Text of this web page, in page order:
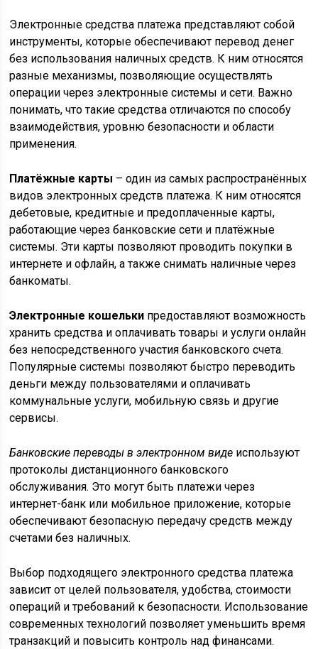
Электронные средства платежа представляют собой
инструменты, которые обеспечивают перевод денег
без использования наличных средств. К ним относятся
разные механизмы, позволяющие осуществлять
операции через электронные системы и сети. Важно
понимать, что такие средства отличаются по способу
взаимодействия, уровню безопасности и области
применения.
Платёжные карты – один из самых распространённых
видов электронных средств платежа. К ним относятся
дебетовые, кредитные и предоплаченные карты,
работающие через банковские сети и платёжные
системы. Эти карты позволяют проводить покупки в
интернете и офлайн, а также снимать наличные через
банкоматы.
Электронные кошельки предоставляют возможность
хранить средства и оплачивать товары и услуги онлайн
без непосредственного участия банковского счета.
Популярные системы позволяют быстро переводить
деньги между пользователями и оплачивать
коммунальные услуги, мобильную связь и другие
сервисы.
Банковские переводы в электронном виде используют
протоколы дистанционного банковского
обслуживания. Это могут быть платежи через
интернет-банк или мобильное приложение, которые
обеспечивают безопасную передачу средств между
счетами без наличных.
Выбор подходящего электронного средства платежа
зависит от целей пользователя, удобства, стоимости
операций и требований к безопасности. Использование
современных технологий позволяет уменьшить время
транзакций и повысить контроль над финансами.